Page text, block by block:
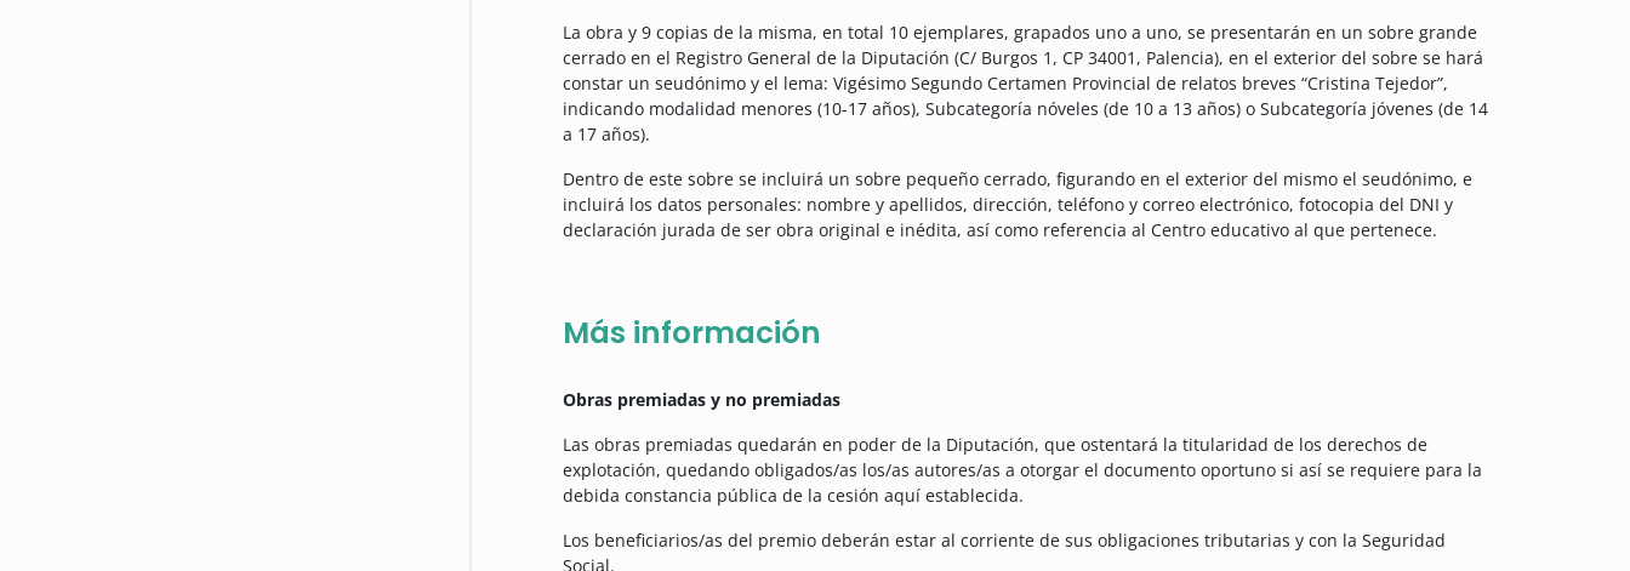
La obra y 9 copias de la misma, en total 10 ejemplares, grapados uno a uno, se presentarán en un sobre grande
cerrado en el Registro General de la Diputación (C/ Burgos 1, CP 34001, Palencia), en el exterior del sobre se hará
constar un seudónimo y el lema: Vigésimo Segundo Certamen Provincial de relatos breves “Cristina Tejedor”,
indicando modalidad menores (10-17 años), Subcategoría nóveles (de 10 a 13 años) o Subcategoría jóvenes (de 14
a 17 años).
Dentro de este sobre se incluirá un sobre pequeño cerrado, figurando en el exterior del mismo el seudónimo, e
incluirá los datos personales: nombre y apellidos, dirección, teléfono y correo electrónico, fotocopia del DNI y
declaración jurada de ser obra original e inédita, así como referencia al Centro educativo al que pertenece.
Más información
Obras premiadas y no premiadas
Las obras premiadas quedarán en poder de la Diputación, que ostentará la titularidad de los derechos de
explotación, quedando obligados/as los/as autores/as a otorgar el documento oportuno si así se requiere para la
debida constancia pública de la cesión aquí establecida.
Los beneficiarios/as del premio deberán estar al corriente de sus obligaciones tributarias y con la Seguridad
Social.